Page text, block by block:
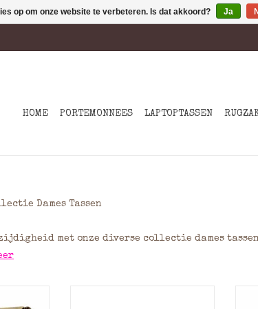
HOME PORTEMONNEES LAPTOPTASSEN
Dames Tassen
met onze diverse collectie dames
het
op om onze website te verbeteren. Is dat akkoord? Ja